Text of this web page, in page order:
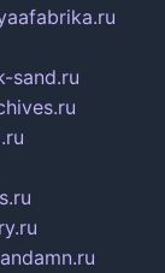
sand.ru